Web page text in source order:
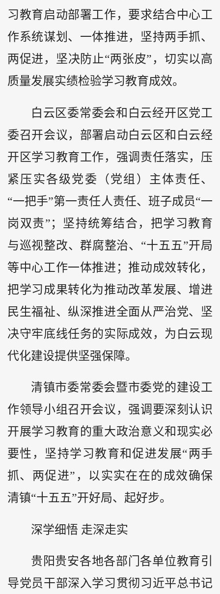
习教育启动部署工作，要求结合中心工
作系统谋划、一体推进，坚持两手抓、
两促进，坚决防止“两张皮”，切实以高
质量发展实绩检验学习教育成效。
白云区委常委会和白云经开区党工
委召开会议，部署启动白云区和白云经
开区学习教育工作，强调责任落实，压
紧压实各级党委（党组）主体责任、
“一把手”第一责任人责任、班子成员“一
岗双责”；坚持统筹结合，把学习教育
与巡视整改、群腐整治、“十五五”开局
等中心工作一体推进；推动成效转化，
把学习成果转化为推动改革发展、增进
民生福祉、纵深推进全面从严治党、坚
决守牢底线任务的实际成效，为白云现
代化建设提供坚强保障。
清镇市委常委会暨市委党的建设工
作领导小组召开会议，强调要深刻认识
开展学习教育的重大政治意义和现实必
要性，坚持学习教育和促进发展“两手
抓、两促进”，以实实在在的成效确保
清镇“十五五”开好局、起好步。
深学细悟 走深走实
贵阳贵安各地各部门各单位教育引
导党员干部深入学习贯彻习近平总书记